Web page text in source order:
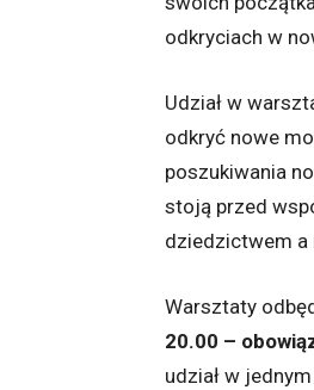
odkryciach w
Udział w
odkryć nowe
poszukiwania
stoją przed
dziedzictwem a
Warsztaty
20.00 –
udział w